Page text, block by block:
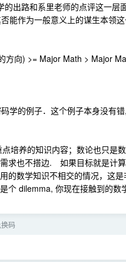
出路和系里老师的点评这一层
能作为一般意义上的谋生本领
向) >= Major Math > Major
学的例子．这个例子本身没有
培养的知识内容；数论也只是
求也不搭边. 如果目标就是计
的数学知识不相交的情况，这
个 dilemma, 你现在接触到的数
码